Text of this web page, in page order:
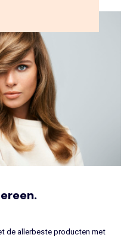
de allerbeste producten met